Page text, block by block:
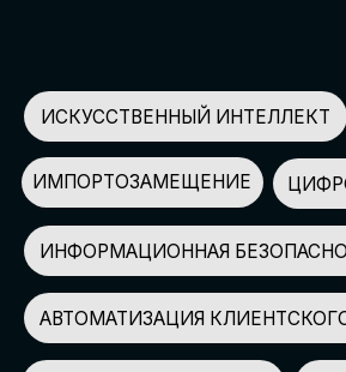
НЕЙРОСЕТИ ДЛЯ БИЗНЕСА
КЭДО АВТОМАТИЗАЦИЯ HR
АВТОМАТИЗАЦИЯ МАРКЕТИНГА И ПРОДАЖ
AI-АССИСТЕНТЫ
ЧАТ-БОТЫ
СПИКЕРОВ
150+